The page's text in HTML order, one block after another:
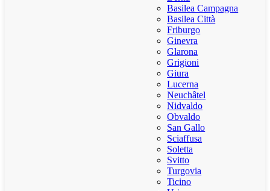
Basilea Campagna
Basilea Città
Friburgo
Ginevra
Glarona
Grigioni
Giura
Lucerna
Neuchâtel
Nidvaldo
Obvaldo
San Gallo
Sciaffusa
Soletta
Svitto
Turgovia
Ticino